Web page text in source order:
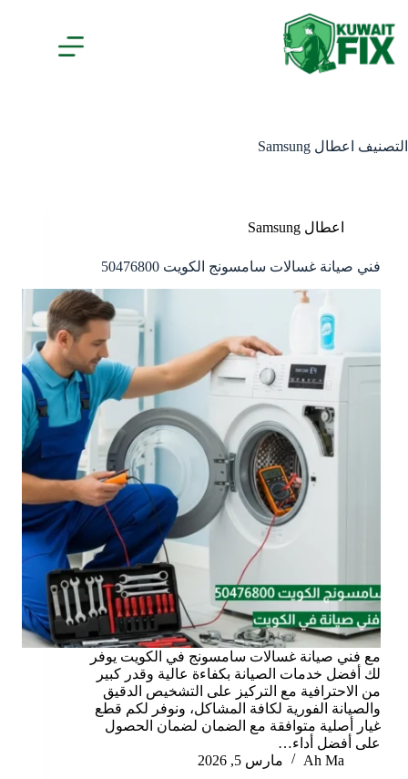
إلى
المحتوى
التصنيف اعطال Samsung
اعطال Samsung
فني صيانة غسالات سامسونج الكويت 50476800
مع فني صيانة غسالات سامسونج في الكويت يوفر
لك أفضل خدمات الصيانة بكفاءة عالية وقدر كبير
من الاحترافية مع التركيز على التشخيص الدقيق
والصيانة الفورية لكافة المشاكل، ونوفر لكم قطع
غيار أصلية متوافقة مع الضمان لضمان الحصول
على أفضل أداء…
Ah Ma
مارس 5, 2026